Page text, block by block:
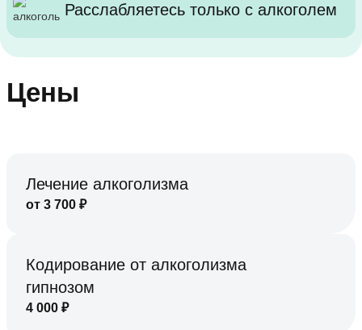
Расслабляетесь только с алкоголем
Цены
Лечение алкоголизма
от 3 700 ₽
Кодирование от алкоголизма
гипнозом
4 000 ₽